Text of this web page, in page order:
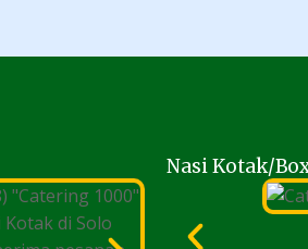
Nasi Kotak/